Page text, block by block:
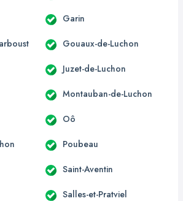
Garin
Gouaux-de-Luchon
Juzet-de-Luchon
Montauban-de-Luchon
Oô
Poubeau
Saint-Aventin
Salles-et-Pratviel